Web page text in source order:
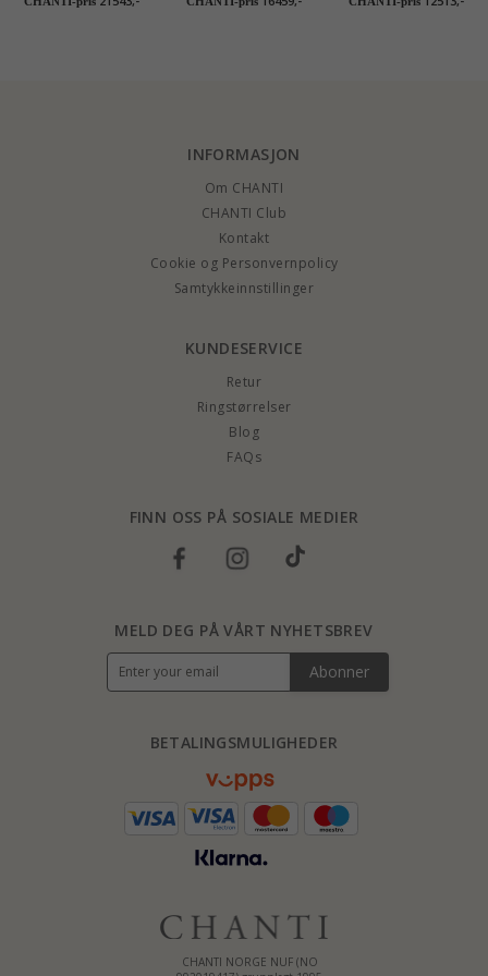
INFORMASJON
Om CHANTI
CHANTI Club
Kontakt
Cookie og Personvernpolicy
Samtykkeinnstillinger
KUNDESERVICE
Retur
Ringstørrelser
Blog
FAQs
FINN OSS PÅ SOSIALE MEDIER
CHANTI NORGE NUF (NO
BETALINGSMULIGHEDER
MELD DEG PÅ VÅRT NYHETSBREV
Abonner